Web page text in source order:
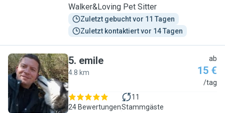
Walker&Loving Pet Sitter
Zuletzt gebucht vor 11 Tagen
Zuletzt kontaktiert vor 14 Tagen
E
5. emile
4.8 km
ab
15 €
/tag
24 Bewertungen
11
Stammgäste